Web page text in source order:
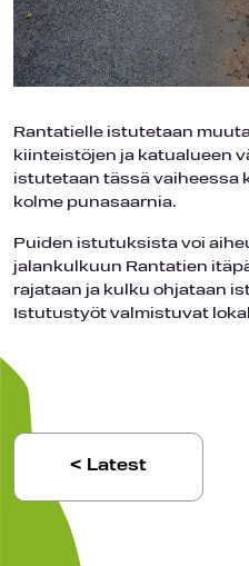
Rantatielle istutetaan
kiinteistöjen ja katualueen
istutetaan tässä vaiheessa
kolme punasaarnia.
Puiden istutuksista voi
jalankulkuun Rantatien
rajataan ja kulku ohjataan
Istutustyöt valmistuvat
< Latest